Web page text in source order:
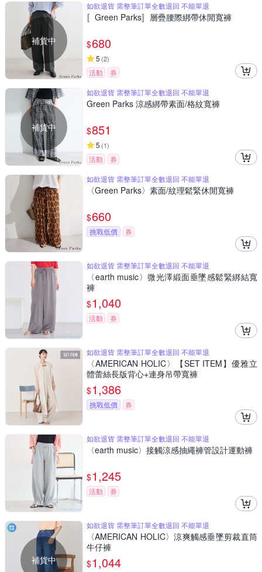
補貨中
如欲退貨 需整筆訂單全數退回 不能單退
〚Green Parks〛層疊腰際綁帶休閒寬褲
$680
5 (2)
活動 券
補貨中
如欲退貨 需整筆訂單全數退回 不能單退
Green Parks 涼感綁帶素面/格紋寬褲
$851
5 (1)
活動
券
如欲退貨 需整筆訂單全數退回 不能單退
〈Green Parks〉素面/紋理鬆緊休閒寬褲
$660
挑戰低價 券
如欲退貨 需整筆訂單全數退回 不能單退
〈earth music〉微光澤緞面垂墜感鬆緊綁結寬
褲
$1,040
活動 券
如欲退貨 需整筆訂單全數退回 不能單退
〈AMERICAN HOLIC〉【SET ITEM】優雅立
體蕾絲長版背心+連身吊帶寬褲
$1,386
挑戰低價 券
如欲退貨 需整筆訂單全數退回 不能單退
〈earth music〉接觸涼感抽繩褲管設計運動褲
$1,245
活動 券
補貨中
如欲退貨 需整筆訂單全數退回 不能單退
〈AMERICAN HOLIC〉涼爽觸感垂墜剪裁直筒
牛仔褲
$1,044